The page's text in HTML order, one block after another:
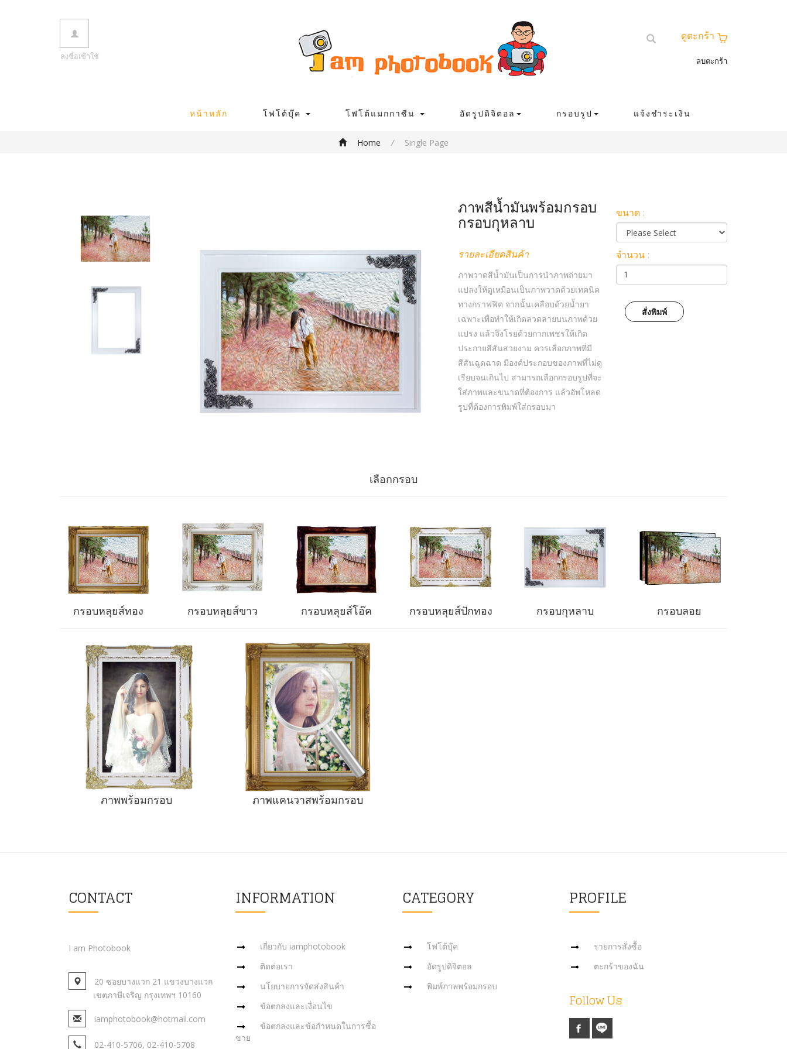
ลงชื่อเข้าใช้
ดูตะกร้า
ลบตะกร้า
หน้าหลัก โฟโต้บุ๊ค โฟโต้แมกกาซีน อัดรูปดิจิตอล กรอบรูป แจ้งชำระเงิน
Home / Single Page
ภาพสีน้ำมันพร้อมกรอบ
กรอบกุหลาบ
รายละเอียดสินค้า
ภาพวาดสีน้ำมันเป็นการนำภาพถ่ายมา
แปลงให้ดูเหมือนเป็นภาพวาดด้วยเทคนิค
ทางกราฟฟิค จากนั้นเคลือบด้วยน้ำยา
เฉพาะเพื่อทำให้เกิดลวดลายบนภาพด้วย
แปรง แล้วจึงโรยด้วยกากเพชรให้เกิด
ประกายสีสันสวยงาม ควรเลือกภาพที่มี
สีสันฉูดฉาด มีองค์ประกอบของภาพที่ไม่ดู
เรียบจนเกินไป สามารถเลือกกรอบรูปที่จะ
ใส่ภาพและขนาดที่ต้องการ แล้วอัพโหลด
รูปที่ต้องการพิมพ์ใส่กรอบมา
ขนาด :
จำนวน :
สั่งพิมพ์
เลือกกรอบ
กรอบหลุยส์ทอง กรอบหลุยส์ขาว กรอบหลุยส์โอ๊ค กรอบหลุยส์ปักทอง กรอบกุหลาบ กรอบลอย
ภาพพร้อมกรอบ ภาพแคนวาสพร้อมกรอบ
CONTACT
I am Photobook
20 ซอยบางแวก 21 แขวงบางแวก
เขตภาษีเจริญ กรุงเทพฯ 10160
iamphotobook@hotmail.com
02-410-5706, 02-410-5708
INFORMATION
เกี่ยวกับ iamphotobook
ติดต่อเรา
นโยบายการจัดส่งสินค้า
ข้อตกลงและเงื่อนไข
ข้อตกลงและข้อกำหนดในการซื้อ
ขาย
CATEGORY
โฟโต้บุ๊ค
อัดรูปดิจิตอล
พิมพ์ภาพพร้อมกรอบ
PROFILE
รายการสั่งซื้อ
ตะกร้าของฉัน
Follow Us